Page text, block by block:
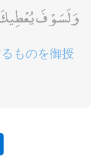
وَلَسَوْفَ
ものを御授